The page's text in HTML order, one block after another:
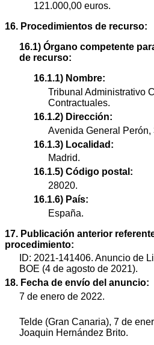
121.000,00 euros.
16. Procedimientos de recurso:
16.1) Órgano competente
de recurso:
16.1.1) Nombre:
Tribunal Administrativo
Contractuales.
16.1.2) Dirección:
Avenida General Perón,
16.1.3) Localidad:
Madrid.
16.1.5) Código postal:
28020.
16.1.6) País:
España.
17. Publicación anterior
procedimiento:
ID: 2021-141406. Anuncio de
BOE (4 de agosto de 2021).
18. Fecha de envío del anuncio:
7 de enero de 2022.
Telde (Gran Canaria), 7 de
Joaquin Hernández Brito.